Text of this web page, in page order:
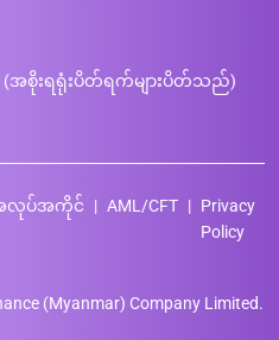
(အစိုးရရုံးပိတ်ရက်များပိတ်သည်)
(Myanmar) Company Limited.
လုပ်အကိုင် AML/CFT
Privacy
Policy